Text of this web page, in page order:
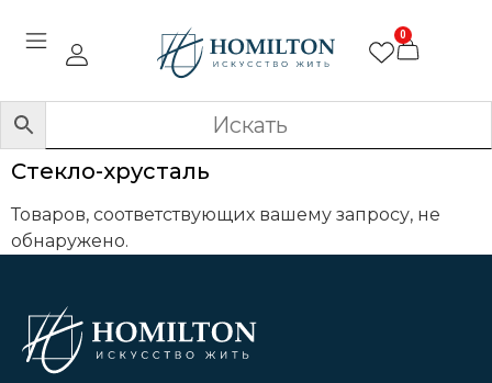
0
Стекло-хрусталь
Товаров, соответствующих вашему запросу, не
обнаружено.